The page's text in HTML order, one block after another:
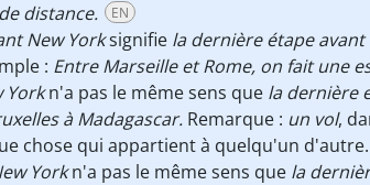
distance. EN
New Yorksignifie la dernière étape avant
: Entre Marseille et Rome, on fait une
Yorkn'a pas le même sens que la dernière
à Madagascar. Remarque : un vol,
chose qui appartient à quelqu'un d'autre.
Yorkn'a pas le même sens que la